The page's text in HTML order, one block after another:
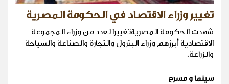
تغيير وزراء الاقتصاد في الحكومة المصرية
شهدت الحكومة المصريةتغييرا لعدد من وزراء المجموعة
الاقتصادية أبرزهم وزراء البترول والتجارة والصناعة والسياحة
والزراعة.
سينما و مسرح